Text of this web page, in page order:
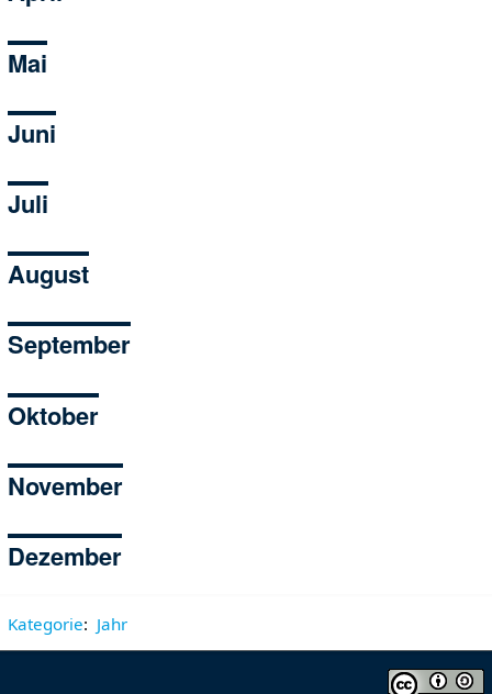
Mai
Juni
Juli
August
September
Oktober
November
Dezember
Kategorie: Jahr